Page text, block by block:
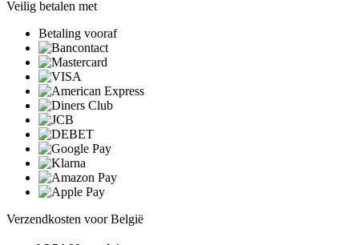
Veilig betalen met
Betaling vooraf
Verzendkosten voor België